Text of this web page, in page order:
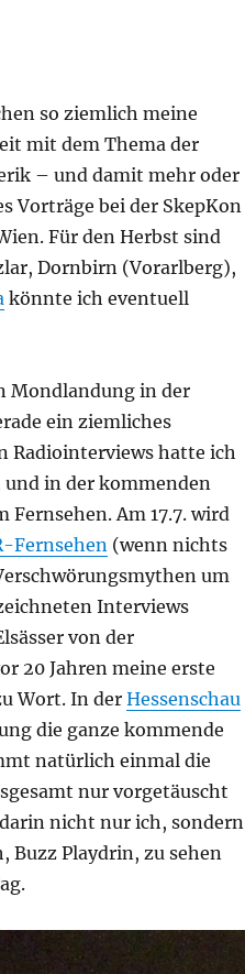
so ziemlich meine
mit dem Thema der
– und damit mehr oder
Vorträge bei der SkepKon
Für den Herbst sind
Dornbirn (Vorarlberg),
könnte ich eventuell
Mondlandung in der
ein ziemliches
Radiointerviews hatte ich
in der kommenden
Am 17.7. wird
Fernsehen(wenn nichts
um
Interviews
von der
20 Jahren meine erste
Wort. In der Hessenschau
die ganze kommende
natürlich einmal die
nur vorgetäuscht
nicht nur ich, sondern
Buzz Playdrin, zu sehen